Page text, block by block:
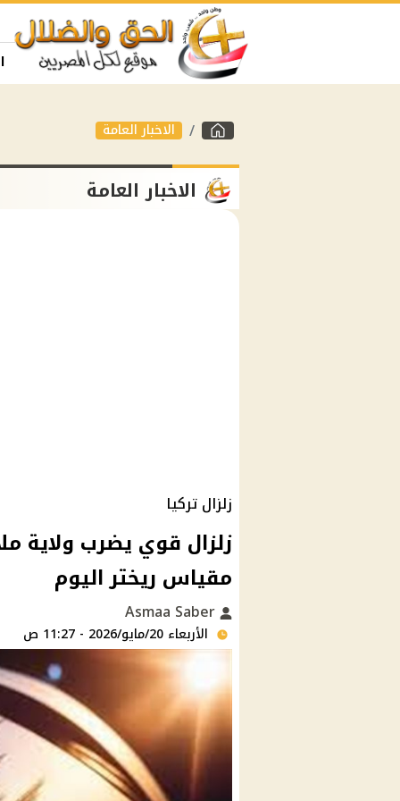
الاخبار العامة
الاخبار العامة
زلزال تركيا
مقياس ريختر اليوم
الأربعاء 20/مايو/2026 - 11:27 ص